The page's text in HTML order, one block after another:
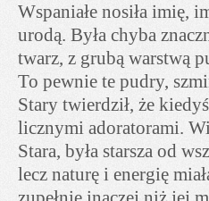
Wspaniałe nosiła imię,
urodą. Była chyba
twarz, z grubą warstwą
To pewnie te pudry,
Stary twierdził, że
licznymi adoratorami.
Stara, była starsza od
lecz naturę i energię